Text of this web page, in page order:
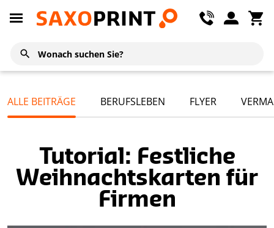
ALLE BEITRÄGE BERUFSLEBEN FLYER
Tutorial: Festliche
Weihnachtskarten für
Firmen